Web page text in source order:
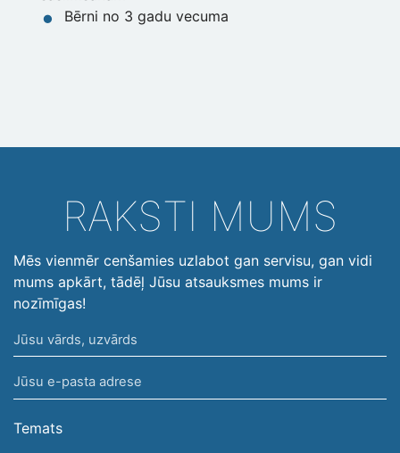
Bērni no 3 gadu vecuma
RAKSTI MUMS
Mēs vienmēr cenšamies uzlabot gan servisu, gan vidi
mums apkārt, tādēļ Jūsu atsauksmes mums ir
nozīmīgas!
Jūsu
vārds,
uzvārds
Jūsu
e-
pasta
Temats